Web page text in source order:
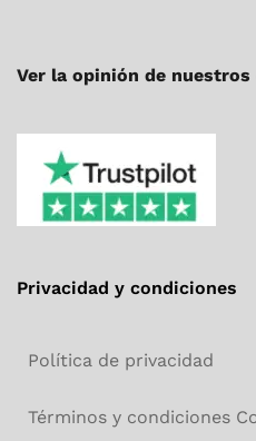
Ver la opinión de nuestros
Privacidad y condiciones
Política de privacidad
Términos y condiciones